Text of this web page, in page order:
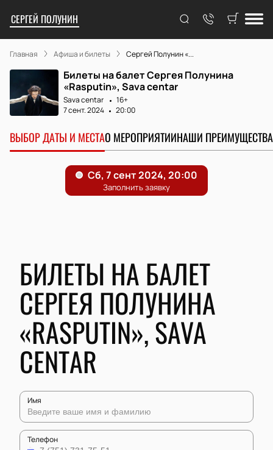
СЕРГЕЙ ПОЛУНИН
Главная Афиша и билеты Сергей Полунин «...
Билеты на балет Сергея Полунина
«Rasputin», Sava centar
Sava centar
16+
7 сент. 2024
20:00
ВЫБОР ДАТЫ И МЕСТАО МЕРОПРИЯТИИНАШИ ПРЕИМУЩЕСТВА
БИЛЕТЫ НА БАЛЕТ
СЕРГЕЯ ПОЛУНИНА
«RASPUTIN», SAVA
CENTAR
Имя
Телефон